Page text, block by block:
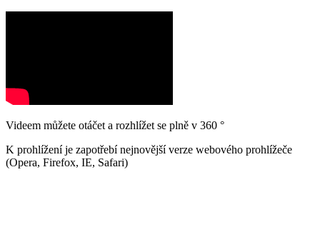
Videem můžete otáčet a rozhlížet se plně v 360 °
K prohlížení je zapotřebí nejnovější verze webového prohlížeče
(Opera, Firefox, IE, Safari)